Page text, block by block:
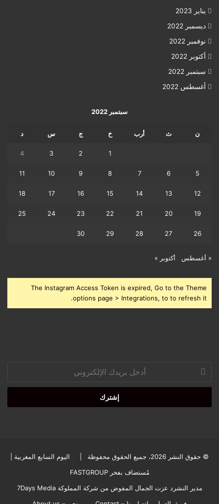
يناير 2023
ديسمبر 2022
نوفمبر 2022
أكتوبر 2022
سبتمبر 2022
أغسطس 2022
سبتمبر 2022
ن ث أرب خ ج س د
1
2
3
4
5
6
7
8
9
10
11
12
13
14
15
16
17
18
19
20
21
22
23
24
25
26
27
28
29
30
« أغسطس أكتوبر »
The Instagram Access Token is expired, Go to the Theme
options page > Integrations, to to refresh it.
أدخل
بريدك
الإلكتروني
© حقوق النشر 2026، جميع الحقوق محفوظة | اليوم السابع المغربية
مُستضاف بفخرFASTGROUP
مدير النشرد عزت الجمال المفوض من شركة المملوكة 7Days Media